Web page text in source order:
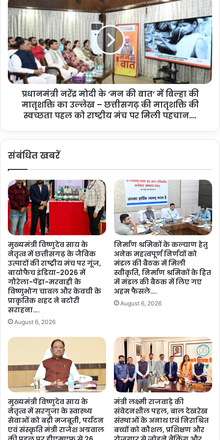
सं
चा
र
ए
वं
ग्रा
मी
ण
ज्य
त्री
च
न्द्र
शे
ख
र
पे
म्मा
सा
नी
ने
की
सौ
ज
न्य
ला
…
धा
न
मं
त्री
न
रें
द्र
मो
बा
में
बि
ल्हा
की
मा
श
क्ति
का
उ
ल्ले
ख
–
छ
स
की
तृ
श
क्ति
की
स्व
प्रधानमंत्री नरेंद्र मोदी के ‘मन की बात’ में बिल्हा की
मातृशक्ति का उल्लेख – छत्तीसगढ़ की मातृशक्ति की
स्वच्छता पहल को राष्ट्रीय मंच पर मिली पहचान….
संबंधित खबरें
मुख्यमंत्री विष्णुदेव साय के
नेतृत्व में छत्तीसगढ़ के जैविक
उत्पादों की राष्ट्रीय मंच पर गूंज,
बायोफैच इंडिया-2026 में
गौरेला-पेंड्रा-मरवाही के
विष्णुभोग चावल और केवची के
प्राकृतिक शहद ने बटोरी
सराहना….
August 6, 2026
निर्माण श्रमिकों के कल्याण हेतु
अनेक महत्वपूर्ण निर्णयों को
मंडल की बैठक में मिली
स्वीकृति, निर्माण श्रमिकों के हित
में मंडल की बैठक में लिए गए
अहम फैसले….
August 6, 2026
मुख्यमंत्री विष्णुदेव साय के
नेतृत्व में सरगुजा के स्वास्थ्य
सेवाओं को बड़ी मजबूती, पर्यटन
एवं संस्कृति मंत्री राजेश अग्रवाल
मंत्री लक्ष्मी राजवाड़े की
संवेदनशील पहल, बाल देखरेख
संस्थाओं के अनाथ एवं निराश्रित
बच्चों को कौशल, प्रशिक्षण और